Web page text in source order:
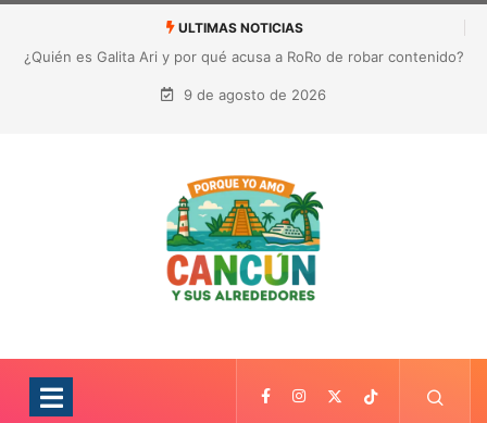
ULTIMAS NOTICIAS
¿Quién es Galita Ari y por qué acusa a RoRo de robar contenido?
La polémica que sacude las redes sociales
9 de agosto de 2026